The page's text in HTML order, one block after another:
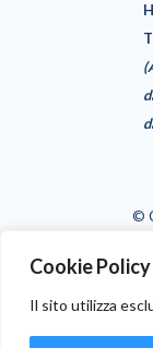
Cookie Policy
Il sito utilizza
©
L’installazione e
previsto dal